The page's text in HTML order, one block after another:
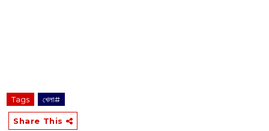
Tags খেলা#
Share This